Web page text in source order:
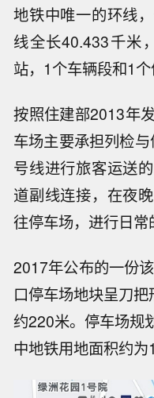
地铁中唯一的环线
线全长40.433千米
站，1个车辆段和1
按照住建部2013年
车场主要承担列检
号线进行旅客运送
道副线连接，在夜
往停车场，进行日常
2017年公布的一份
口停车场地块呈刀
约220米。停车场规
中地铁用地面积约为